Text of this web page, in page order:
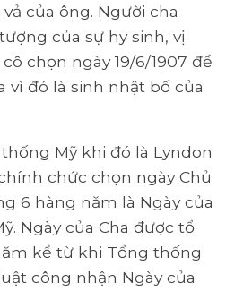
của ông. Người cha
của sự hy sinh, vị
chọn ngày 19/6/1907 để
vì đó là sinh nhật bố của
Mỹ khi đó là Lyndon
chức chọn ngày Chủ
6 hàng năm là Ngày của
Ngày của Cha được tổ
kể từ khi Tổng thống
công nhận Ngày của